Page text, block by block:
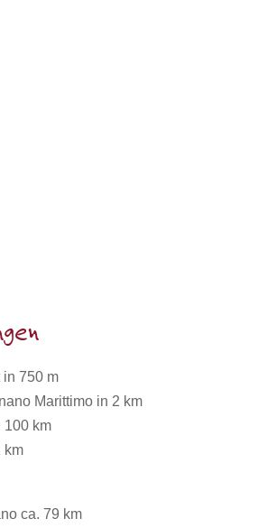
in 750 m
Marittimo in 2 km
100 km
km
ca. 79 km